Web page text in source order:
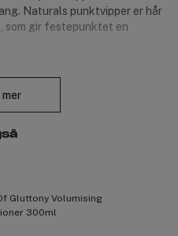
Naturals punktvipper er hår
som gir festepunktet en
festene praktisk talt går i ett
mer
Gluttony Volumising
300ml